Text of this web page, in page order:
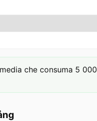
che consuma 5